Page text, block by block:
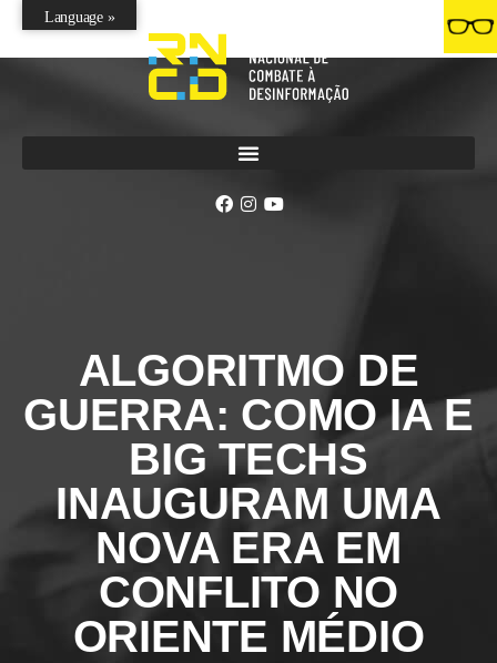
ALGORITMO DE
GUERRA: COMO IA E
BIG TECHS
INAUGURAM UMA
NOVA ERA EM
CONFLITO NO
ORIENTE MÉDIO
Language »